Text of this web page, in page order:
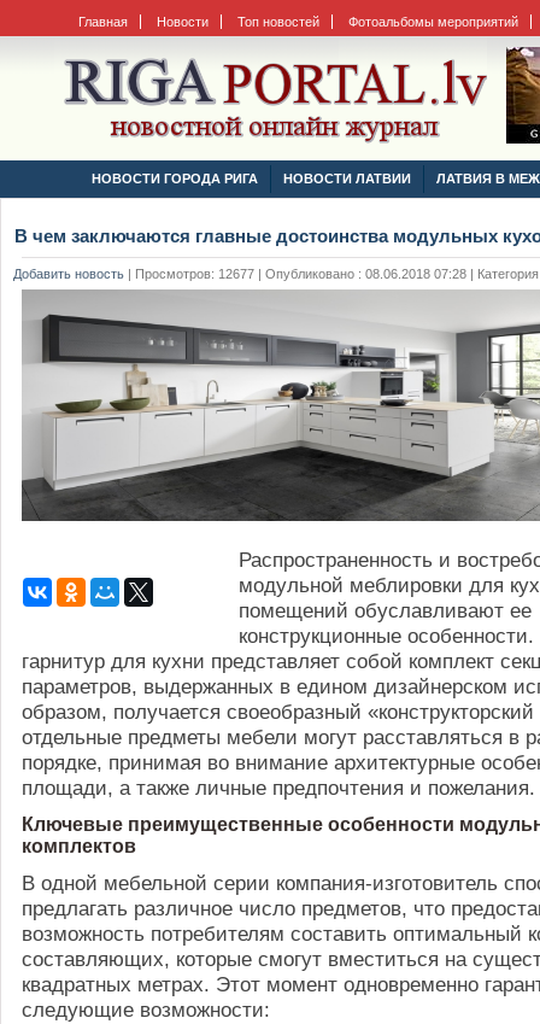
Главная Новости Топ новостей Фотоальбомы мероприятий
НОВОСТИ ГОРОДА РИГА НОВОСТИ ЛАТВИИ ЛАТВИЯ В
В чем заключаются главные достоинства модульных
Добавить новость | Просмотров: 12677 | Опубликовано : 08.06.2018 07:28 |
Распространенность и
модульной меблировки для
помещений обуславливают ее
конструкционные
гарнитур для кухни представляет собой комплект
параметров, выдержанных в едином дизайнерском
образом, получается своеобразный «конструкторский
отдельные предметы мебели могут расставляться в
порядке, принимая во внимание архитектурные
площади, а также личные предпочтения и пожелания.
Ключевые преимущественные особенности
комплектов
В одной мебельной серии компания-изготовитель
предлагать различное число предметов, что
возможность потребителям составить оптимальный
составляющих, которые смогут вместиться на
квадратных метрах. Этот момент одновременно
следующие возможности: